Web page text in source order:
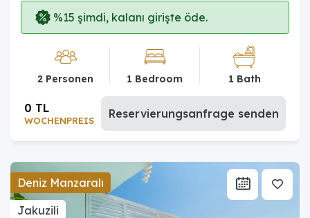
%15 şimdi, kalanı girişte öde.
2 Personen 1 Bedroom 1 Bath
WOCHENPREIS
0 TL Reservierungsanfrage senden
Deniz Manzaralı
Jakuzili